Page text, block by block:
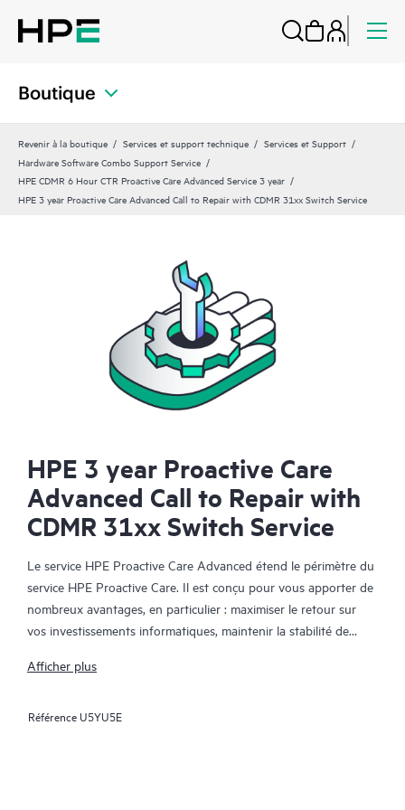
Boutique
Revenir à la boutique Services et support technique
Services et Support
Hardware Software Combo Support Service
HPE CDMR 6 Hour CTR Proactive Care Advanced Service 3 year
HPE 3 year Proactive Care Advanced Call to Repair with CDMR 31xx Switch Service
HPE 3 year Proactive Care
Advanced Call to Repair with
CDMR 31xx Switch Service
Le service HPE Proactive Care Advanced étend le périmètre du
service HPE Proactive Care. Il est conçu pour vous apporter de
nombreux avantages, en particulier : maximiser le retour sur
vos investissements informatiques, maintenir la stabilité de
projets informatiques et commerciaux, réduire les coûts
informatique pour lui permettre de se consacrer aux tâches
Afficher plus
RéférenceU5YU5E